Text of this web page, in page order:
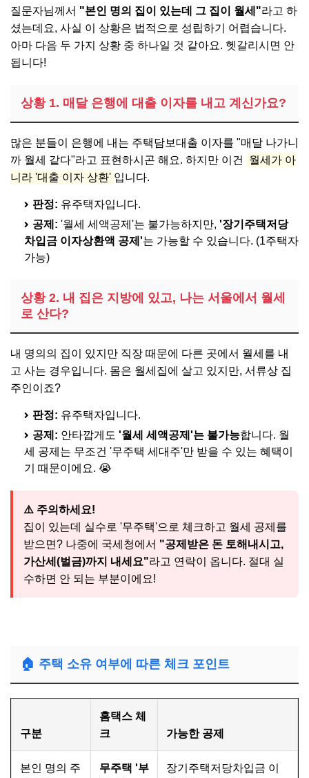
질문자님께서 "본인 명의 집이 있는데 그 집이 월세"라고 하
셨는데요, 사실 이 상황은 법적으로 성립하기 어렵습니다.
아마 다음 두 가지 상황 중 하나일 것 같아요. 헷갈리시면 안
됩니다!
상황 1. 매달 은행에 대출 이자를 내고 계신가요?
많은 분들이 은행에 내는 주택담보대출 이자를 "매달 나가니
까 월세 같다"라고 표현하시곤 해요. 하지만 이건
월세가 아
니라 '대출 이자 상환' 입니다.
판정: 유주택자입니다.
공제: '월세 세액공제'는 불가능하지만, '장기주택저당
차입금 이자상환액 공제'는 가능할 수 있습니다. (1주택자
가능)
상황 2. 내 집은 지방에 있고, 나는 서울에서 월세
로 산다?
내 명의의 집이 있지만 직장 때문에 다른 곳에서 월세를 내
고 사는 경우입니다. 몸은 월세집에 살고 있지만, 서류상 집
주인이죠?
판정: 유주택자입니다.
공제: 안타깝게도 '월세 세액공제'는 불가능합니다. 월
세 공제는 무조건 '무주택 세대주'만 받을 수 있는 혜택이
기 때문이에요. 😭
⚠️ 주의하세요!
집이 있는데 실수로 '무주택'으로 체크하고 월세 공제를
받으면? 나중에 국세청에서 "공제받은 돈 토해내시고,
가산세(벌금)까지 내세요"라고 연락이 옵니다. 절대 실
수하면 안 되는 부분이에요!
🏠 주택 소유 여부에 따른 체크 포인트
구분
홈택스 체
크
가능한 공제
본인 명의 주
무주택 '부
장기주택저당차입금 이